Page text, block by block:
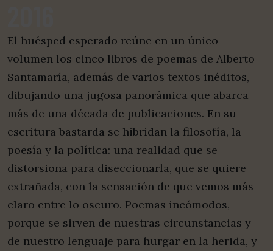
El huésped esperado reúne en un único
volumen los cinco libros de poemas de Alberto
Santamaría, además de varios textos inéditos,
dibujando una jugosa panorámica que abarca
más de una década de publicaciones. En su
escritura bastarda se hibridan la filosofía, la
poesía y la política: una realidad que se
distorsiona para diseccionarla, que se quiere
extrañada, con la sensación de que vemos más
claro entre lo oscuro. Poemas incómodos,
porque se sirven de nuestras circunstancias y
de nuestro lenguaje para hurgar en la herida, y